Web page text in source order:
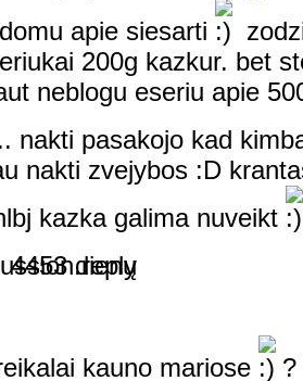
apie siesarti
200g kazkur. bet
neblogu eseriu apie
nakti pasakojo kad
nakti zvejybos :D
kazka galima nuveikt
4453 dienų
kauno mariose
?